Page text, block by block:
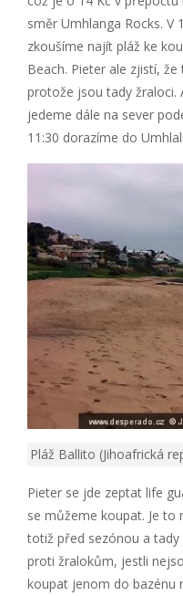
směr Umhlanga Rocks. V
zkoušíme najít pláž ke
Beach. Pieter ale zjistí,
protože jsou tady žraloci.
jedeme dále na sever
11:30 dorazíme do
Pláž Ballito (Jihoafrická
Pieter se jde zeptat life
se můžeme koupat. Je to
totiž před sezónou a
proti žralokům, jestli
koupat jenom do bazénu